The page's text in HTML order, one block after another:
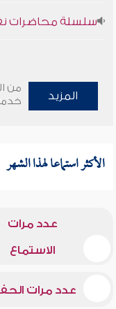
سلسلة محاضرات
المزيد
من
الأكثر استماعا لهذا الشهر
عدد مرات
الاستماع
عدد مرات